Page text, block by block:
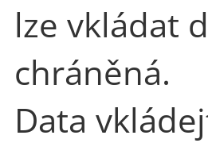
lze vkládat
chráněná.
Data